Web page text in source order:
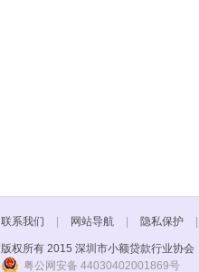
联系我们 网站导航 隐私保护
版权所有 2015 深圳市小额贷款行业协会
粤公网安备 44030402001869号